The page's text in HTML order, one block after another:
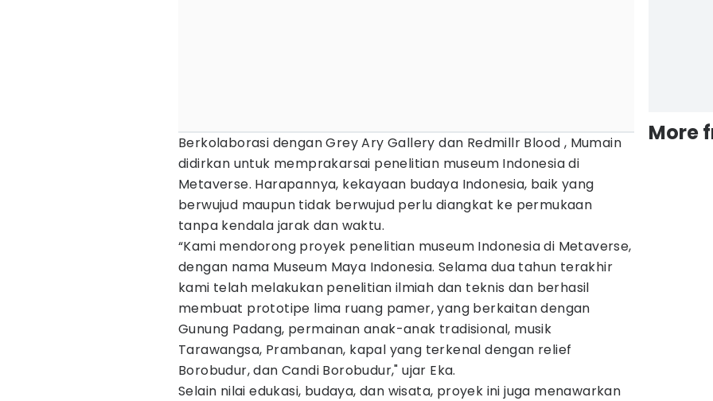
Berkolaborasi dengan Grey Ary Gallery dan Redmillr Blood , Mumain
didirkan untuk memprakarsai penelitian museum Indonesia di
Metaverse. Harapannya, kekayaan budaya Indonesia, baik yang
berwujud maupun tidak berwujud perlu diangkat ke permukaan
tanpa kendala jarak dan waktu.
“Kami mendorong proyek penelitian museum Indonesia di Metaverse,
dengan nama Museum Maya Indonesia. Selama dua tahun terakhir
kami telah melakukan penelitian ilmiah dan teknis dan berhasil
membuat prototipe lima ruang pamer, yang berkaitan dengan
Gunung Padang, permainan anak-anak tradisional, musik
Tarawangsa, Prambanan, kapal yang terkenal dengan relief
Borobudur, dan Candi Borobudur," ujar Eka.
Selain nilai edukasi, budaya, dan wisata, proyek ini juga menawarkan
More